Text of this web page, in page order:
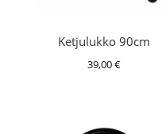
Ketjulukko 90cm
39,00€